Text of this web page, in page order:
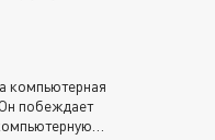
компьютерная
побеждает